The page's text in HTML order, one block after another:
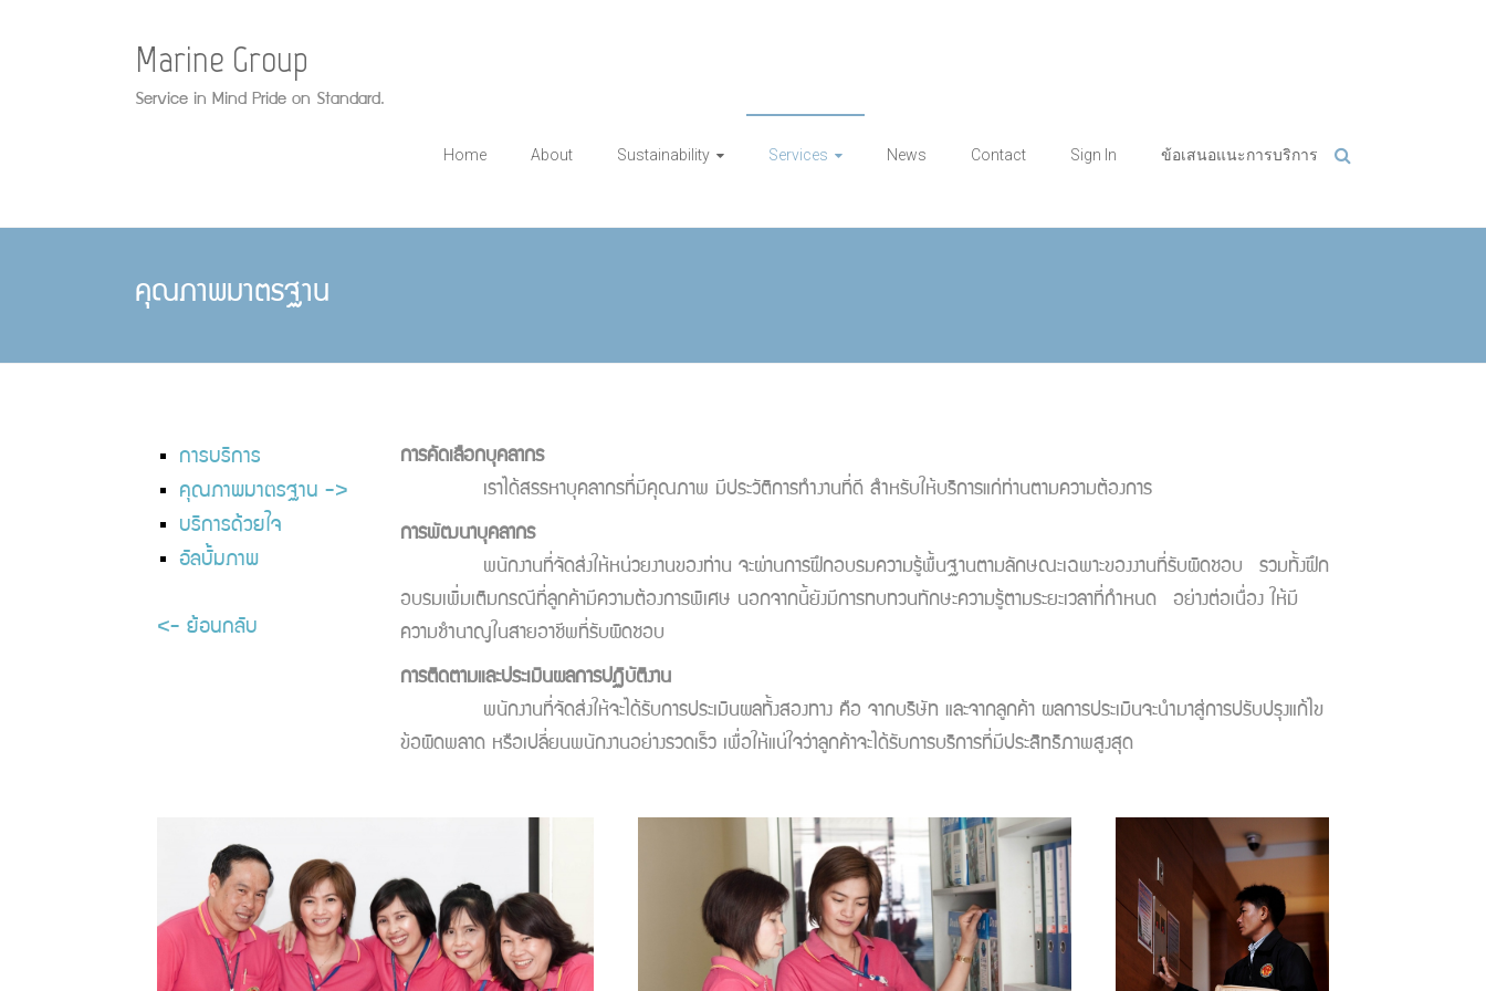
Marine Group
Service in Mind Pride on Standard.
Home About Sustainability Services News Contact Sign In ข้อเสนอแนะการบริการ
คุณภาพมาตรฐาน
การบริการ
คุณภาพมาตรฐาน ->
บริการด้วยใจ
อัลบั้มภาพ
<- ย้อนกลับ
การคัดเลือกบุคลากร
เราได้สรรหาบุคลากรที่มีคุณภาพ มีประวัติการทำงานที่ดี สำหรับให้บริการแก่ท่านตามความต้องการ
การพัฒนาบุคลากร
พนักงานที่จัดส่งให้หน่วยงานของท่าน จะผ่านการฝึกอบรมความรู้พื้นฐานตามลักษณะเฉพาะของงานที่รับผิดชอบ รวมทั้งฝึก
อบรมเพิ่มเติมกรณีที่ลูกค้ามีความต้องการพิเศษ นอกจากนี้ยังมีการทบทวนทักษะความรู้ตามระยะเวลาที่กำหนด อย่างต่อเนื่อง ให้มี
ความชำนาญในสายอาชีพที่รับผิดชอบ
การติดตามและประเมินผลการปฏิบัติงาน
พนักงานที่จัดส่งให้จะได้รับการประเมินผลทั้งสองทาง คือ จากบริษัท และจากลูกค้า ผลการประเมินจะนำมาสู่การปรับปรุงแก้ไข
ข้อผิดพลาด หรือเปลี่ยนพนักงานอย่างรวดเร็ว เพื่อให้แน่ใจว่าลูกค้าจะได้รับการบริการที่มีประสิทธิภาพสูงสุด